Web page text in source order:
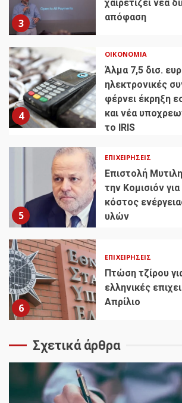
3
χαιρετίζει νέα
απόφαση
4
ΟΙΚΟΝΟΜΊΑ
Άλμα 7,5 δισ.
ηλεκτρονικές
φέρνει έκρηξη
και νέα
το IRIS
5
ΕΠΙΧΕΙΡΉΣΕΙΣ
Επιστολή
την Κομισιόν
κόστος
υλών
6
ΕΠΙΧΕΙΡΉΣΕΙΣ
Πτώση τζίρου
ελληνικές
Απρίλιο
Σχετικά άρθρα